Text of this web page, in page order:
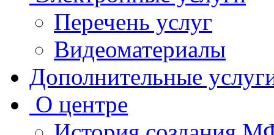
Перечень услуг
Видеоматериалы
Дополнительные
О центре